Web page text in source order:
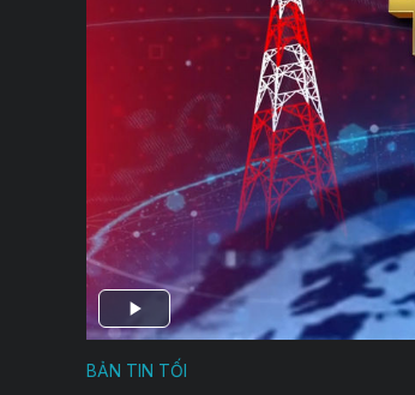
BẢN TIN TỐI